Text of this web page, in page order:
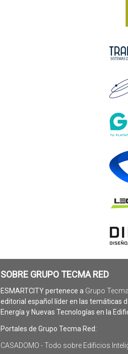
SOBRE GRUPO TECMA RED
ESMARTCITY pertenece a Grupo
editorial español líder en las temáticas
Energía y Nuevas Tecnologías en la
Portales de Grupo Tecma Red:
CASADOMO - Todo sobre Edificios